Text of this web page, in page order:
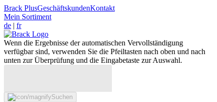
Brack PlusGeschäftskundenKontakt
Mein Sortiment
de | fr
Wenn die Ergebnisse der automatischen Vervollständigung
verfügbar sind, verwenden Sie die Pfeiltasten nach oben und nach
unten zur Überprüfung und die Eingabetaste zur Auswahl.
Suchen